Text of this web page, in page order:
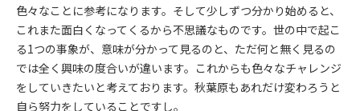
色々なことに参考になります。そして少しずつ分かり始めると、
これまた面白くなってくるから不思議なものです。世の中で起こ
る1つの事象が、意味が分かって見るのと、ただ何と無く見るの
では全く興味の度合いが違います。これからも色々なチャレンジ
をしていきたいと考えております。秋葉原もあれだけ変わろうと
自ら努力をしていることですし。